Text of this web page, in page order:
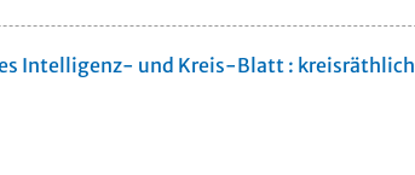
Intelligenz- und Kreis-Blatt :